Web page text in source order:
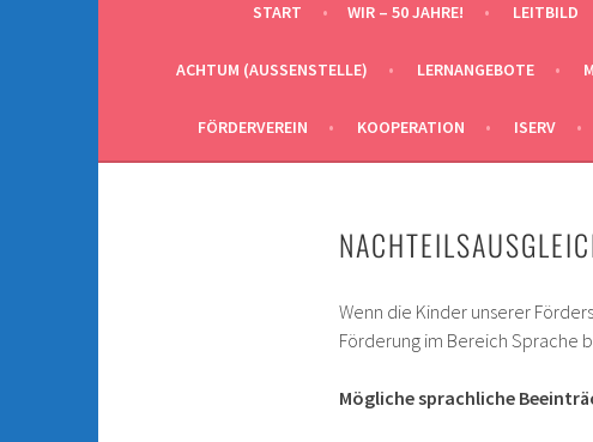
START WIR – 50 JAHRE! LEITBILD
ACHTUM (AUSSENSTELLE) LERNANGEBOTE
FÖRDERVEREIN KOOPERATION ISERV
Wenn die Kinder unserer
Förderung im Bereich Sprache
Mögliche sprachliche